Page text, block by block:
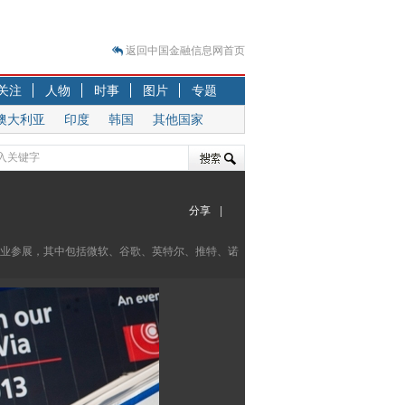
之旅
）
跷板” 结构性失衡藏
）
返回中国金融信息网首页
注 人物 时事 图片
专题
大利亚
印度 韩国 其他国家
参展，其中包括微软、谷歌、英特尔、推特、诺
分享